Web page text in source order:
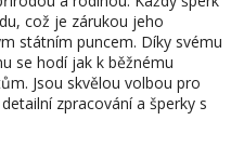
což je zárukou jeho
státním puncem. Díky svému
se hodí jak k běžnému
Jsou skvělou volbou pro
zpracování a šperky s